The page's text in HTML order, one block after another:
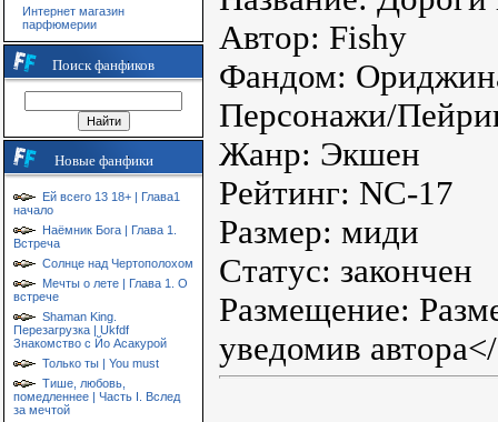
Интернет магазин
парфюмерии
Поиск фанфиков
Новые фанфики
Ей всего 13 18+ | Глава1
начало
Наёмник Бога | Глава 1.
Встреча
Солнце над Чертополохом
Мечты о лете | Глава 1. О
встрече
Shaman King.
Перезагрузка | Ukfdf
Знакомство с Йо Асакурой
Только ты | You must
Тише, любовь,
помедленнее | Часть I. Вслед
за мечтой
Автор: Fishy
Фандом:
Персонажи/
Жанр: Экшен
Рейтинг: NC-17
Размер: миди
Статус: закончен
Размещение:
уведомив